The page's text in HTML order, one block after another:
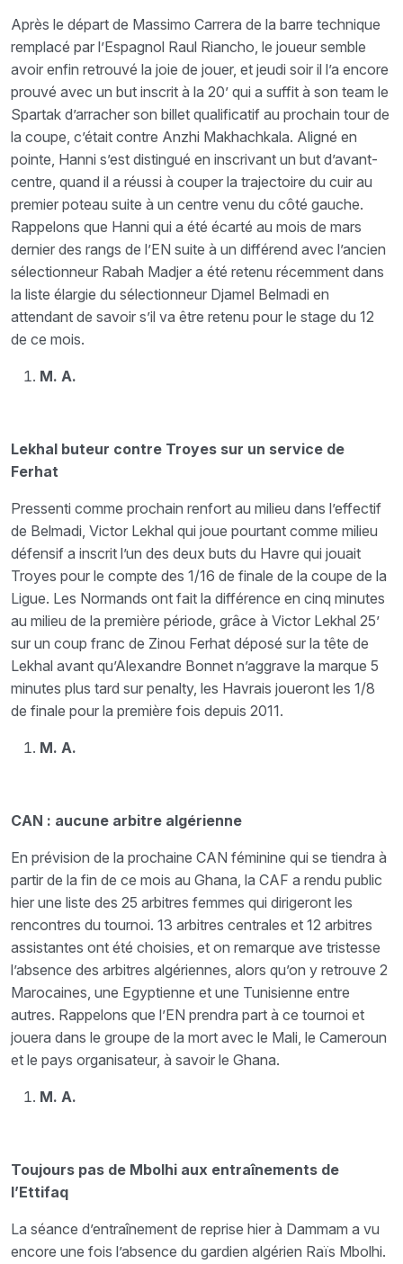
Après le départ de Massimo Carrera de la barre technique
remplacé par l’Espagnol Raul Riancho, le joueur semble
avoir enfin retrouvé la joie de jouer, et jeudi soir il l’a encore
prouvé avec un but inscrit à la 20’ qui a suffit à son team le
Spartak d’arracher son billet qualificatif au prochain tour de
la coupe, c’était contre Anzhi Makhachkala. Aligné en
pointe, Hanni s’est distingué en inscrivant un but d’avant-
centre, quand il a réussi à couper la trajectoire du cuir au
premier poteau suite à un centre venu du côté gauche.
Rappelons que Hanni qui a été écarté au mois de mars
dernier des rangs de l’EN suite à un différend avec l’ancien
sélectionneur Rabah Madjer a été retenu récemment dans
la liste élargie du sélectionneur Djamel Belmadi en
attendant de savoir s’il va être retenu pour le stage du 12
de ce mois.
M. A.
Lekhal buteur contre Troyes sur un service de
Ferhat
Pressenti comme prochain renfort au milieu dans l’effectif
de Belmadi, Victor Lekhal qui joue pourtant comme milieu
défensif a inscrit l’un des deux buts du Havre qui jouait
Troyes pour le compte des 1/16 de finale de la coupe de la
Ligue. Les Normands ont fait la différence en cinq minutes
au milieu de la première période, grâce à Victor Lekhal 25’
sur un coup franc de Zinou Ferhat déposé sur la tête de
Lekhal avant qu’Alexandre Bonnet n’aggrave la marque 5
minutes plus tard sur penalty, les Havrais joueront les 1/8
de finale pour la première fois depuis 2011.
M. A.
CAN : aucune arbitre algérienne
En prévision de la prochaine CAN féminine qui se tiendra à
partir de la fin de ce mois au Ghana, la CAF a rendu public
hier une liste des 25 arbitres femmes qui dirigeront les
rencontres du tournoi. 13 arbitres centrales et 12 arbitres
assistantes ont été choisies, et on remarque ave tristesse
l’absence des arbitres algériennes, alors qu’on y retrouve 2
Marocaines, une Egyptienne et une Tunisienne entre
autres. Rappelons que l’EN prendra part à ce tournoi et
jouera dans le groupe de la mort avec le Mali, le Cameroun
et le pays organisateur, à savoir le Ghana.
M. A.
Toujours pas de Mbolhi aux entraînements de
l’Ettifaq
La séance d’entraînement de reprise hier à Dammam a vu
encore une fois l’absence du gardien algérien Raïs Mbolhi.